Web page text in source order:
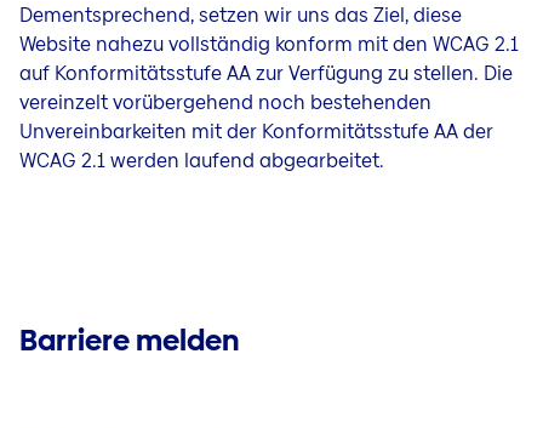
Dementsprechend, setzen wir uns das Ziel, diese
Website nahezu vollständig konform mit den WCAG 2.1
auf Konformitätsstufe AA zur Verfügung zu stellen. Die
vereinzelt vorübergehend noch bestehenden
Unvereinbarkeiten mit der Konformitätsstufe AA der
WCAG 2.1 werden laufend abgearbeitet.
Barriere melden